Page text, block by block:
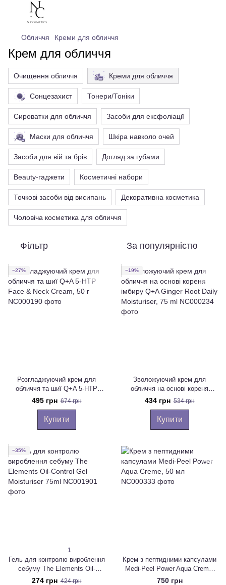
Обличчя Креми для обличчя
Крем для обличчя
Очищення обличчя Креми для обличчя
Сонцезахист Тонери/Тоніки
Сироватки для обличчя Засоби для ексфоліації
Маски для обличчя Шкіра навколо очей
Засоби для вій та брів Догляд за губами
Beauty-гаджети Косметичні набори
Точкові засоби від висипань Декоративна косметика
Чоловіча косметика для обличчя
Фільтр За популярністю
−27%
Розгладжуючий крем для
обличчя та шиї Q+A 5-HTP
Face & Neck Cream, 50 г
495 грн 674 грн
Купити
−19%
Зволожуючий крем для
обличчя на основі кореня
імбиру Q+A Ginger Root Daily
Moisturiser, 75 ml
434 грн 534 грн
Купити
−35%
1
Гель для контролю вироблення
себуму The Elements Oil-
Control Gel Moisturiser 75ml
274 грн 424 грн
Крем з пептидними капсулами
Medi-Peel Power Aqua Creme,
50 мл
750 грн